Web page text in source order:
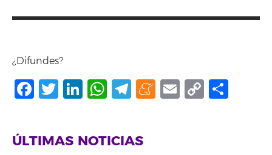
¿Difundes?
Facebook
Twitter
LinkedIn
WhatsApp
Telegram
Meneame
Email
Copy
ÚLTIMAS NOTICIAS